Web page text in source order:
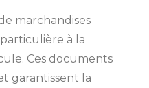
marchandises
à la
Ces documents
garantissent la